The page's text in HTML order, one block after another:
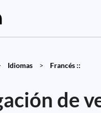
Idiomas > Francés ::
de